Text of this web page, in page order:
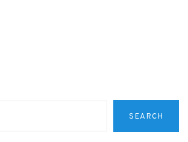
SEARCH